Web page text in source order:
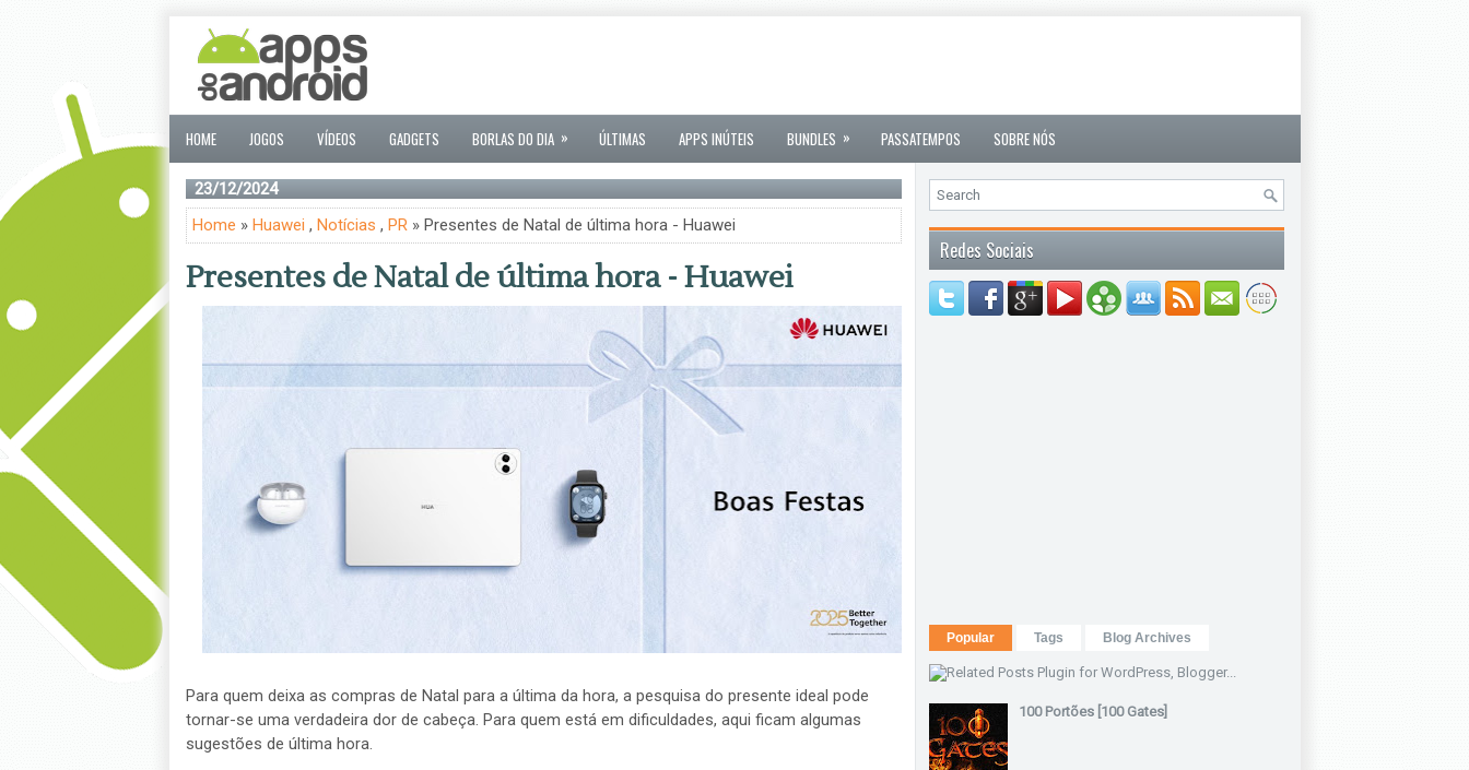
HOME JOGOS VÍDEOS GADGETS BORLAS DO DIA » ÚLTIMAS APPS INÚTEIS BUNDLES » PASSATEMPOS SOBRE NÓS
23/12/2024
Home » Huawei , Notícias , PR» Presentes de Natal de última hora - Huawei
Presentes de Natal de última hora - Huawei
Para quem deixa as compras de Natal para a última da hora, a pesquisa do presente ideal pode
tornar-se uma verdadeira dor de cabeça. Para quem está em dificuldades, aqui ficam algumas
sugestões de última hora.
Redes Sociais
Popular Tags Blog Archives
100 Portões [100 Gates]